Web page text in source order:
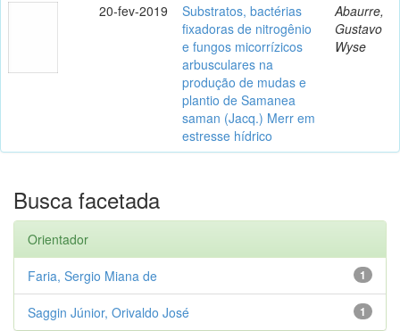
20-fev-2019
Substratos, bactérias
fixadoras de nitrogênio
e fungos micorrízicos
arbusculares na
produção de mudas e
plantio de Samanea
saman (Jacq.) Merr em
estresse hídrico
Abaurre,
Gustavo
Wyse
Busca facetada
Orientador
1
Faria, Sergio Miana de
1
Saggin Júnior, Orivaldo José